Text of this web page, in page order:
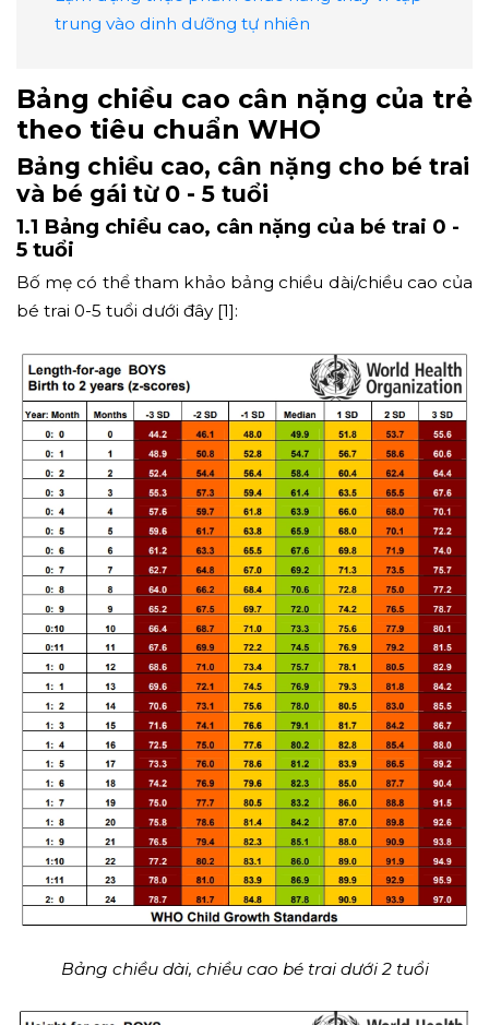
trung vào dinh dưỡng tự nhiên
Bảng chiều cao cân nặng của trẻ
theo tiêu chuẩn WHO
Bảng chiều cao, cân nặng cho bé trai
và bé gái từ 0 - 5 tuổi
1.1 Bảng chiều cao, cân nặng của bé trai 0 -
5 tuổi
Bố mẹ có thể tham khảo bảng chiều dài/chiều cao của
bé trai 0-5 tuổi dưới đây [1]:
Bảng chiều dài, chiều cao bé trai dưới 2 tuổi